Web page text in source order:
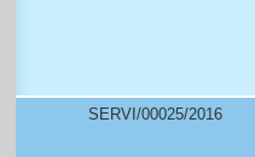
SERVI/00025/2016